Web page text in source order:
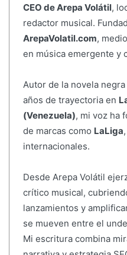
CEO de Arepa Volátil,
redactor musical.
ArepaVolatil.com,
en música emergente y
Autor de la novela negra
años de trayectoria en
(Venezuela), mi voz ha
de marcas como LaLiga,
internacionales.
Desde Arepa Volátil
crítico musical,
lanzamientos y
se mueven entre el
Mi escritura combina